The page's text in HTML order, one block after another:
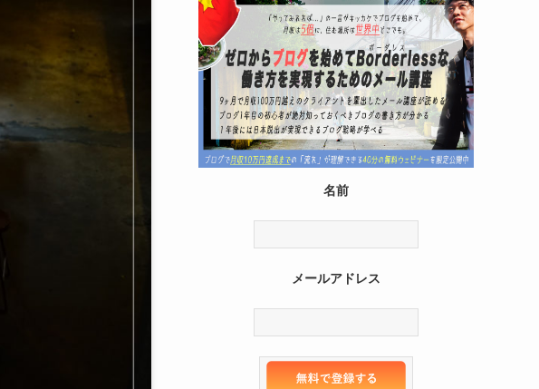
名前
メールアドレス